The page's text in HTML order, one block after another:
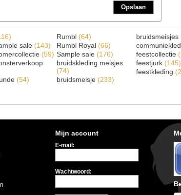
Opslaan
sale (143)
(59)
(54)
Rumbl (64)
Rumbl Royal (66)
Sample sale (176)
bruidskleding meisjes
(74)
bruidsmeisje (233)
bruidsmeisjes
feestcollectie
feestjurk (145)
feestkleding
Mijn account
E-mail:
Wachtwoord: